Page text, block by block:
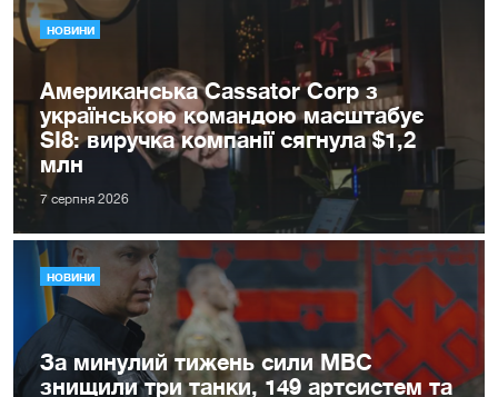
НОВИНИ
Американська Cassator Corp з
українською командою масштабує
SI8: виручка компанії сягнула $1,2
млн
7 серпня 2026
НОВИНИ
За минулий тижень сили МВС
знищили три танки, 149 артсистем та